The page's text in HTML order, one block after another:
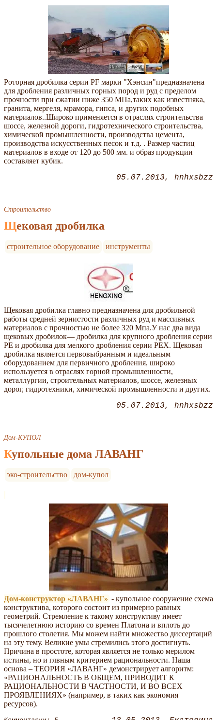
Роторная дробилка серии PF марки "Хэнсин"предназначена
для дробления различных горных пород и руд c пределом
прочности при сжатии ниже 350 МПа,таких как известняка,
гранита, мергеля, мрамора, гипса, и других подобных
материалов..Широко применяется в отраслях строительства
шоссе, железной дороги, гидротехнического строительства,
химической промышленности, производства цемента,
производства искусственных песок и т.д. . Размер частиц
материалов в входе от 120 до 500 мм. и образ продукции
составляет кубик.
05.07.2013 hnhxsbzz
Строительство
Щековая дробилка
строительное оборудование инструменты
Щековая дробилка главно предназначена для дробильной
работы средней зернистости различных руд и массивных
материалов с прочностью не более 320 Мпа.У нас два вида
щековых дробилок— дробилка для крупного дробления серии
PE и дробилка для мелкого дробления серии PEX. Щековая
дробилка является первовыбранным и идеальным
оборудованием для первичного дробления, широко
используется в отраслях горной промышленности,
металлургии, строительных материалов, шоссе, железных
дорог, гидротехники, химической промышленности и других.
05.07.2013 hnhxsbzz
Дом-КУПОЛ
Купольные дома ЛАВАНГ
эко-строительство дом-купол
Дом-конструктор ЛАВАНГ
- купольное сооружение схема
конструктива, которого состоит из примерно равных
геометрий. Стремление к такому конструктиву имеет
тысячелетнюю историю со времен Платона и вплоть до
прошлого столетия. Мы можем найти множество диссертаций
на эту тему. Великие умы стремились этого достигнуть.
Причина в простоте, которая является не только мерилом
истины, но и глвным критерием рациональности. Наша
основа – ТЕОРИЯ
ЛАВАНГ
демонстрирует алгоритм:
РАЦИОНАЛЬНОСТЬ В ОБЩЕМ, ПРИВОДИТ К
РАЦИОНАЛЬНОСТИ В ЧАСТНОСТИ, И ВО ВСЕХ
ПРОЯВЛЕНИЯХ
(например, в таких как экономия
ресурсов).